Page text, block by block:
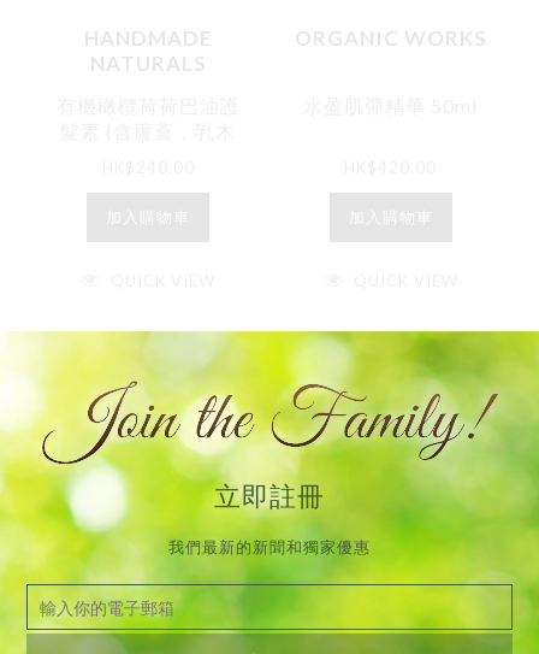
HANDMADE
NATURALS
ORGANIC WORKS
立即註冊
我們最新的新聞和獨家優惠